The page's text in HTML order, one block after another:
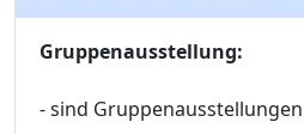
Gruppenausstellung:
- sind Gruppenausstellungen